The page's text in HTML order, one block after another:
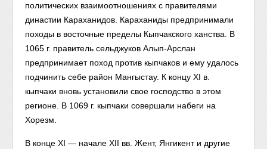
политических взаимоотношениях с правителями
династии Караханидов. Караханиды предпринимали
походы в восточные пределы Кыпчакского ханства. В
1065 г. правитель сельджуков Алып-Арслан
предпринимает поход против кыпчаков и ему удалось
подчинить себе район Мангыстау. К концу XI в.
кыпчаки вновь установили свое господство в этом
регионе. В 1069 г. кыпчаки совершали набеги на
Хорезм.
В конце XI — начале XII вв. Жент, Янгикент и другие